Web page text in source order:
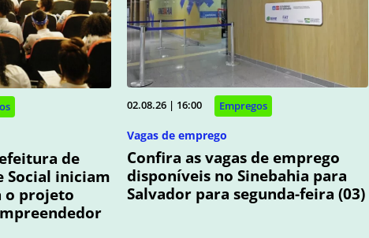
de
Social iniciam
o projeto
02.08.26 | 16:00 Empregos
Vagas de emprego
Confira as vagas de emprego
disponíveis no Sinebahia para
Salvador para segunda-feira (03)